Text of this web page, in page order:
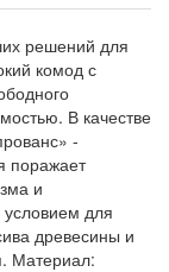
решений для
комод с
В качестве
-
поражает
и
для
древесины и
Материал: